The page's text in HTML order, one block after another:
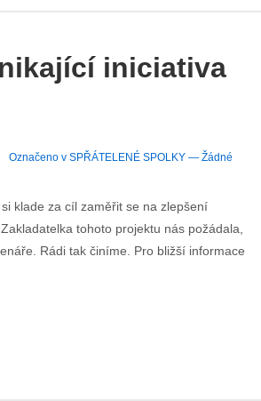
iniciativa
Označeno v SPŘÁTELENÉ SPOLKY — Žádné
klade za cíl zaměřit se na zlepšení
tohoto projektu nás požádala,
Rádi tak činíme. Pro bližší informace